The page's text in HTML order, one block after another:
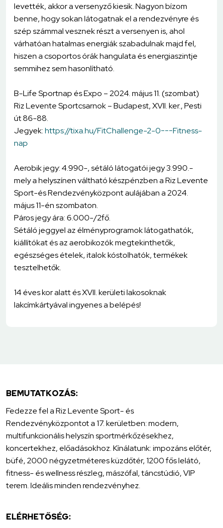
levették, akkor a versenyző kiesik. Nagyon bízom
benne, hogy sokan látogatnak el a rendezvényre és
szép számmal vesznek részt a versenyen is, ahol
várhatóan hatalmas energiák szabadulnak majd fel,
hiszen a csoportos órák hangulata és energiaszintje
semmihez sem hasonlítható.
B-Life Sportnap és Expo – 2024. május 11. (szombat)
Riz Levente Sportcsarnok – Budapest, XVII. ker., Pesti
út 86-88.
Jegyek:https://tixa.hu/FitChallenge-2-0---Fitness-
nap
Aerobik jegy: 4.990-, sétáló látogatói jegy 3.990.-
mely a helyszínen váltható készpénzben a Riz Levente
Sport-és Rendezvényközpont aulájában a 2024.
május 11-én szombaton.
Páros jegy ára: 6.000-/2fő.
Sétáló jeggyel az élményprogramok látogathatók,
kiállítókat és az aerobikozók megtekinthetők,
egészséges ételek, italok kóstolhatók, termékek
tesztelhetők.
14 éves kor alatt és XVII. kerületi lakosoknak
lakcímkártyával ingyenes a belépés!
BEMUTATKOZÁS:
Fedezze fel a Riz Levente Sport- és
Rendezvényközpontot a 17. kerületben: modern,
multifunkcionális helyszín sportmérkőzésekhez,
koncertekhez, előadásokhoz. Kínálatunk: impozáns előtér,
büfé, 2000 négyzetméteres küzdőtér, 1200 fős lelátó,
fitness- és wellness részleg, mászófal, táncstúdió, VIP
terem. Ideális minden rendezvényhez.
ELÉRHETŐSÉG: